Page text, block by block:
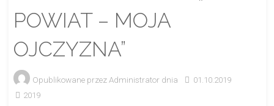
POWIAT – MOJA
OJCZYZNA”
Opublikowane przez Administrator dnia
01.10.2019
2019